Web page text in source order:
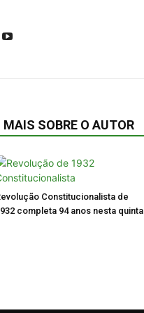
MAIS SOBRE O AUTOR
Constitucionalista de
completa 94 anos nesta quinta